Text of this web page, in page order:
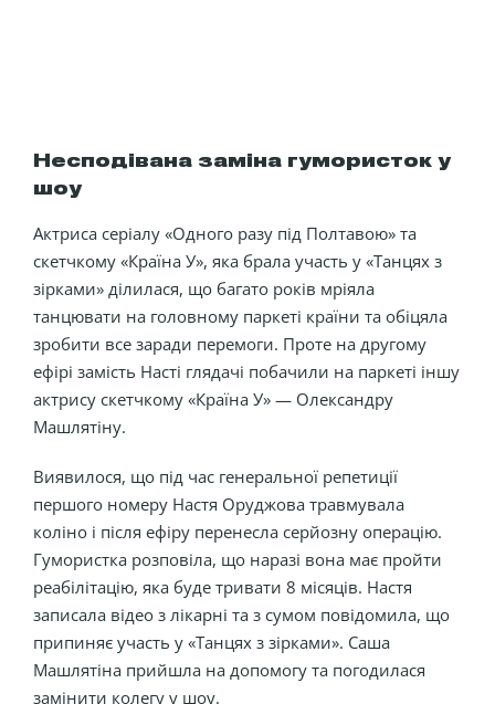
Несподівана заміна гумористок у
шоу
Актриса серіалу «Одного разу під Полтавою» та
скетчкому «Країна У», яка брала участь у «Танцях з
зірками» ділилася, що багато років мріяла
танцювати на головному паркеті країни та обіцяла
зробити все заради перемоги. Проте на другому
ефірі замість Насті глядачі побачили на паркеті іншу
актрису скетчкому «Країна У» — Олександру
Машлятіну.
Виявилося, що під час генеральної репетиції
першого номеру Настя Оруджова травмувала
коліно і після ефіру перенесла серйозну операцію.
Гумористка розповіла, що наразі вона має пройти
реабілітацію, яка буде тривати 8 місяців. Настя
записала відео з лікарні та з сумом повідомила, що
припиняє участь у «Танцях з зірками». Саша
Машлятіна прийшла на допомогу та погодилася
замінити колегу у шоу.